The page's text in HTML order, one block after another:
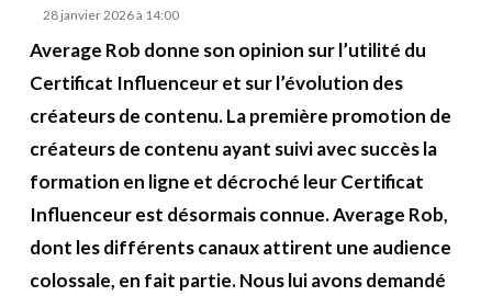
28 janvier 2026 à 14:00
Average Rob donne son opinion sur l’utilité du
Certificat Influenceur et sur l’évolution des
créateurs de contenu.La première promotion de
créateurs de contenu ayant suivi avec succès la
formation en ligne et décroché leur Certificat
Influenceur est désormais connue. Average Rob,
dont les différents canaux attirent une audience
colossale, en fait partie. Nous lui avons demandé